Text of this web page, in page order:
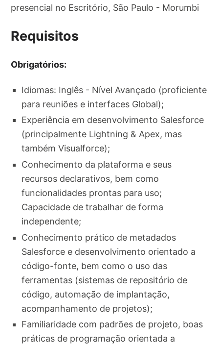
presencial no Escritório, São Paulo - Morumbi
Requisitos
Obrigatórios:
Idiomas: Inglês - Nível Avançado (proficiente
para reuniões e interfaces Global);
Experiência em desenvolvimento Salesforce
(principalmente Lightning & Apex, mas
também Visualforce);
Conhecimento da plataforma e seus
recursos declarativos, bem como
funcionalidades prontas para uso;
Capacidade de trabalhar de forma
independente;
Conhecimento prático de metadados
Salesforce e desenvolvimento orientado a
código-fonte, bem como o uso das
ferramentas (sistemas de repositório de
código, automação de implantação,
acompanhamento de projetos);
Familiaridade com padrões de projeto, boas
práticas de programação orientada a